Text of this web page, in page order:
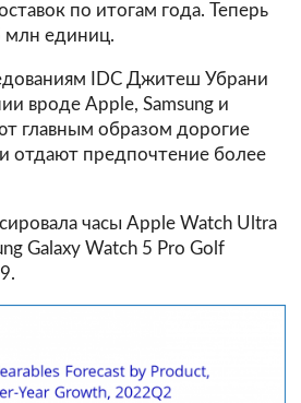
по итогам года. Теперь
млн единиц.
IDC Джитеш Убрани
вроде Apple, Samsung и
главным образом дорогие
отдают предпочтение более
часы Apple Watch Ultra
Galaxy Watch 5 Pro Golf